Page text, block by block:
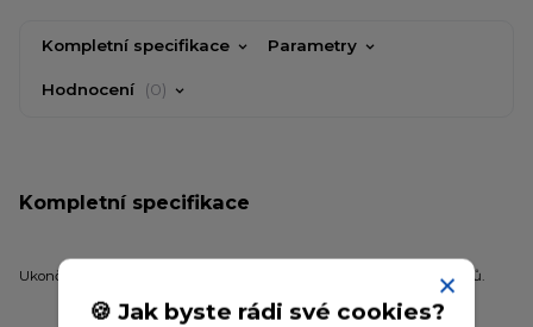
Kompletní specifikace Parametry
Hodnocení 0
Kompletní specifikace
Ukončovací L profil se používá k ukončení hrany kamenných koberců.
🍪 Jak byste rádi své cookies?